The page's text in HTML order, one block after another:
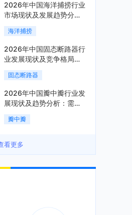
2026年中国海洋捕捞行业
市场现状及发展趋势分
析：科技赋能与智能化转
型加速「图」
海洋捕捞
2026年中国固态断路器行
业发展现状及竞争格局分
析：国际巨头领跑技术，
国内企业加速追赶「图」
固态断路器
2026年中国瓣中瓣行业发
展现状及趋势分析：需求
可持续释放，市场发展前
景良好「图」
瓣中瓣
看更多